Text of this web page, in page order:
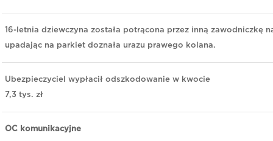
16-letnia dziewczyna została potrącona przez inną zawodniczkę
upadając na parkiet doznała urazu prawego kolana.
Ubezpieczyciel wypłacił odszkodowanie w kwocie
7,3 tys. zł
OC komunikacyjne